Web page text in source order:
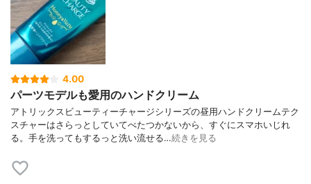
4.00
パーツモデルも愛用のハンドクリーム
アトリックスビューティーチャージシリーズの昼用ハンドクリームテク
スチャーはさらっとしていてべたつかないから、すぐにスマホいじれ
る。手を洗ってもするっと洗い流せる…続きを見る